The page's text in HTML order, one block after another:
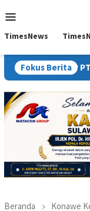
ke
Mobile
TimesNews
Fokus Berita
Merupakan
Beranda Konawe